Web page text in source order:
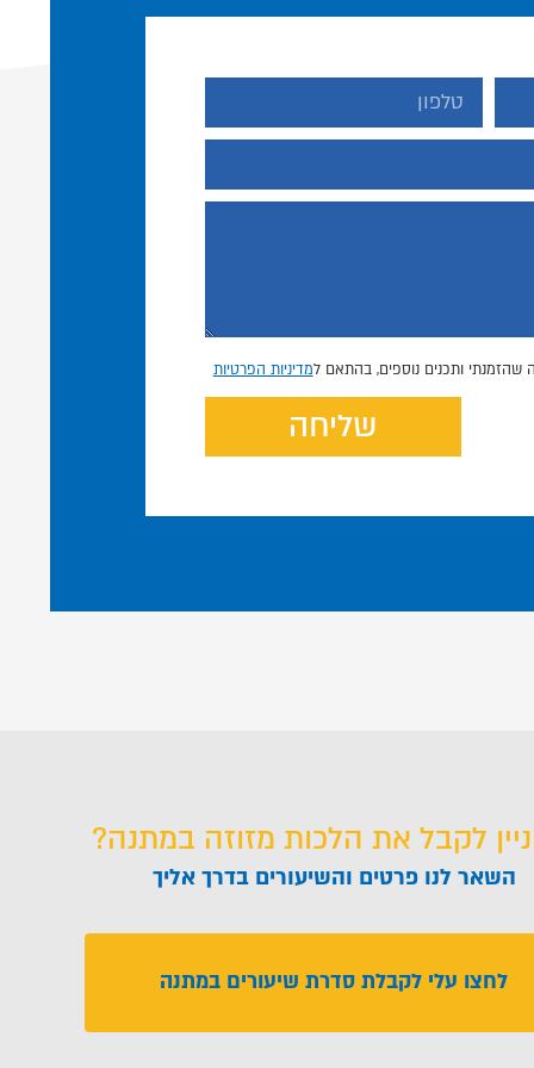
שהזמנתי ותכנים נוספים, בהתאם למדיניות הפרטיות
שליחה
לקבל את הלכות מזוזה במתנה?
השאר לנו פרטים והשיעורים בדרך אליך
לחצו עלי לקבלת סדרת שיעורים במתנה